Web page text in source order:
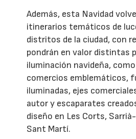
Además, esta Navidad
itinerarios temáticos de
distritos de la ciudad, con
pondrán en valor distintas
iluminación navideña,
comercios emblemáticos,
iluminadas, ejes
autor y escaparates
diseño en Les Corts,
Sant Martí.